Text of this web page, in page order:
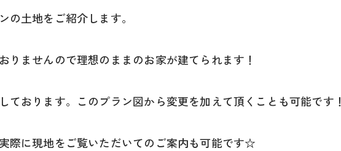
の土地をご紹介します。
りませんので理想のままのお家が建てられます！
ております。このプラン図から変更を加えて頂くことも可能です！
際に現地をご覧いただいてのご案内も可能です☆